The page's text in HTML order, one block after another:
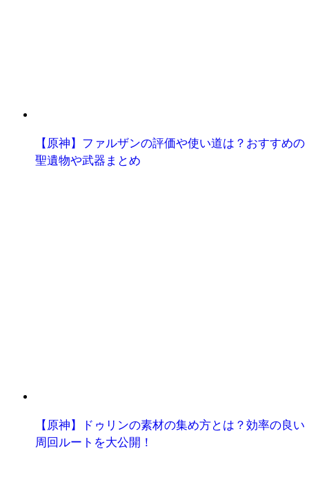
【原神】ファルザンの評価や使い道は？おすすめの
聖遺物や武器まとめ
【原神】ドゥリンの素材の集め方とは？効率の良い
周回ルートを大公開！